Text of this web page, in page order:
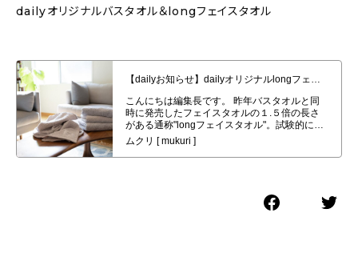
dailyオリジナルバスタオル＆longフェイスタオル
【dailyお知らせ】dailyオリジナルlongフェイスタオル４枚セット発売開始